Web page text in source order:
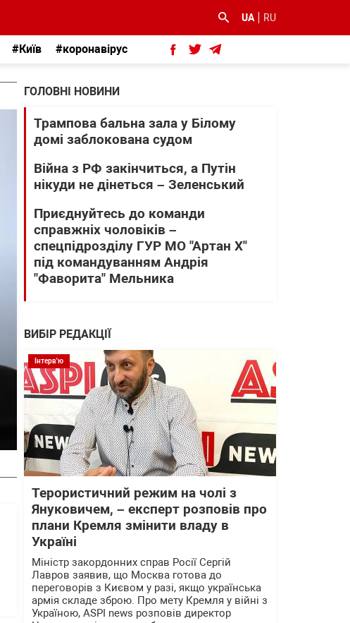
UA RU
#Київ #коронавірус
ГОЛОВНІ НОВИНИ
Трампова бальна зала у Білому
домі заблокована судом
Війна з РФ закінчиться, а Путін
нікуди не дінеться – Зеленський
Приєднуйтесь до команди
справжніх чоловіків –
спецпідрозділу ГУР МО "Артан Х"
під командуванням Андрія
"Фаворита" Мельника
ВИБІР РЕДАКЦІЇ
Інтерв'ю
Терористичний режим на чолі з
Януковичем, – експерт розповів про
плани Кремля змінити владу в
Україні
Міністр закордонних справ Росії Сергій
Лавров заявив, що Москва готова до
переговорів з Києвом у разі, якщо українська
армія складе зброю. Про мету Кремля у війні з
Україною, ASPI news розповів директор